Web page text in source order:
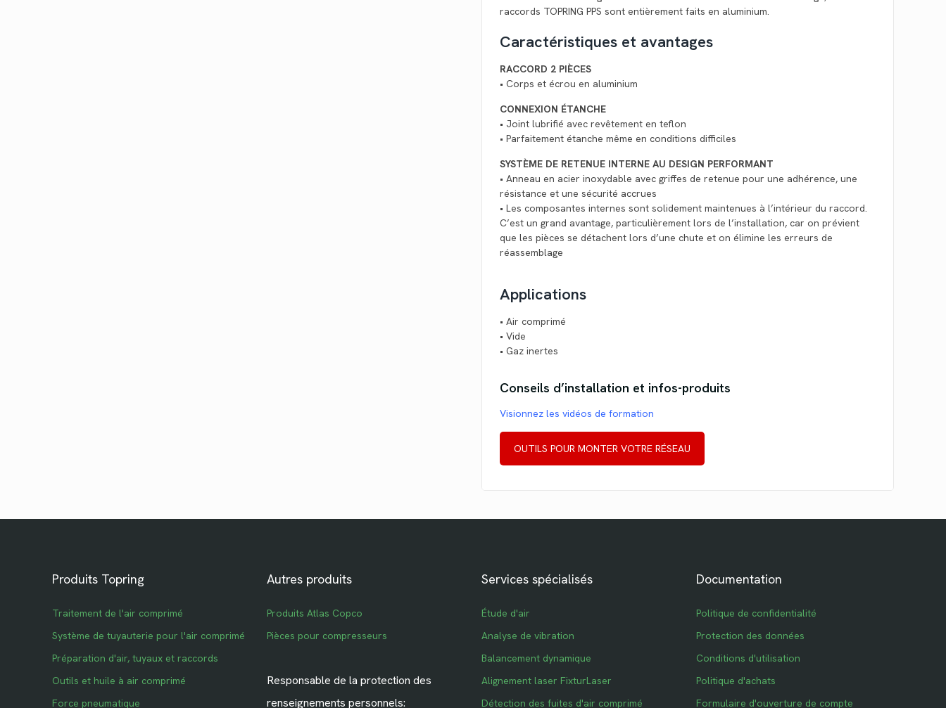
raccords TOPRING PPS sont entièrement faits en aluminium.
Caractéristiques et avantages
RACCORD 2 PIÈCES
• Corps et écrou en aluminium
CONNEXION ÉTANCHE
• Joint lubrifié avec revêtement en teflon
• Parfaitement étanche même en conditions difficiles
SYSTÈME DE RETENUE INTERNE AU DESIGN PERFORMANT
• Anneau en acier inoxydable avec griffes de retenue pour une adhérence, une
résistance et une sécurité accrues
• Les composantes internes sont solidement maintenues à l’intérieur du raccord.
C’est un grand avantage, particulièrement lors de l’installation, car on prévient
que les pièces se détachent lors d’une chute et on élimine les erreurs de
réassemblage
Applications
• Air comprimé
• Vide
• Gaz inertes
Conseils d’installation et infos-produits
Visionnez les vidéos de formation
OUTILS POUR MONTER VOTRE RÉSEAU
Produits Topring
Traitement de l'air comprimé
Système de tuyauterie pour l'air comprimé
Préparation d'air, tuyaux et raccords
Outils et huile à air comprimé
Force pneumatique
Autres produits
Produits Atlas Copco
Pièces pour compresseurs
Responsable de la protection des
renseignements personnels:
Services spécialisés
Étude d'air
Analyse de vibration
Balancement dynamique
Alignement laser FixturLaser
Détection des fuites d'air comprimé
Documentation
Politique de confidentialité
Protection des données
Conditions d'utilisation
Politique d'achats
Formulaire d'ouverture de compte